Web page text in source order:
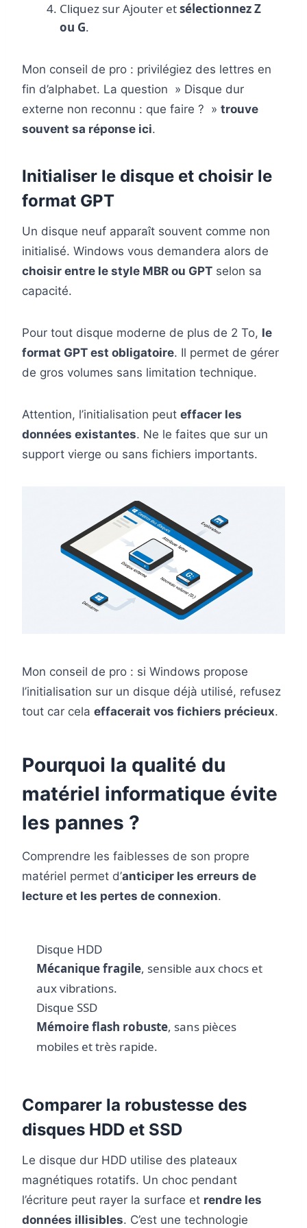
Cliquez sur Ajouter etsélectionnez Z
ou G.
Mon conseil de pro : privilégiez des lettres en
fin d’alphabet. La question » Disque dur
externe non reconnu : que faire ? » trouve
souvent sa réponse ici.
Initialiser le disque et choisir le
format GPT
Un disque neuf apparaît souvent comme non
initialisé. Windows vous demandera alors de
choisir entre le style MBR ou GPT selon sa
capacité.
Pour tout disque moderne de plus de 2 To, le
format GPT est obligatoire. Il permet de gérer
de gros volumes sans limitation technique.
Attention, l’initialisation peut effacer les
données existantes. Ne le faites que sur un
support vierge ou sans fichiers importants.
Mon conseil de pro : si Windows propose
l’initialisation sur un disque déjà utilisé, refusez
tout car cela effacerait vos fichiers précieux.
Pourquoi la qualité du
matériel informatique évite
les pannes ?
Comprendre les faiblesses de son propre
matériel permet d’anticiper les erreurs de
lecture et les pertes de connexion.
Disque HDD
Mécanique fragile, sensible aux chocs et
aux vibrations.
Disque SSD
Mémoire flash robuste, sans pièces
mobiles et très rapide.
Comparer la robustesse des
disques HDD et SSD
Le disque dur HDD utilise des plateaux
magnétiques rotatifs. Un choc pendant
l’écriture peut rayer la surface et rendre les
données illisibles. C’est une technologie